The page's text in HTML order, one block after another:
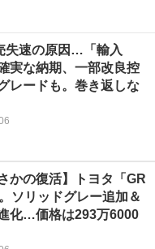
失速の原因…「輸入
実な納期、一部改良控
レードも。巻き返しな
かの復活】トヨタ「GR
ソリッドグレー追加＆
化…価格は293万6000